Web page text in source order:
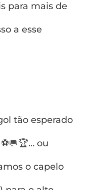
para mais de
a esse
tão esperado
ou
o capelo